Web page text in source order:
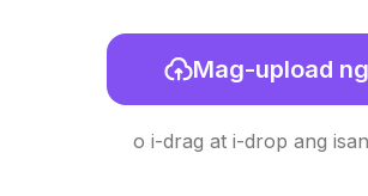
Mag-upload
o i-drag at i-drop ang